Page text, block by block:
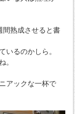
間熟成させると書
いるのかしら。
。
アックな一杯で